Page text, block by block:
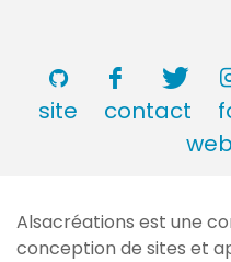
site
contact
web
Alsacréations est une
conception de sites et